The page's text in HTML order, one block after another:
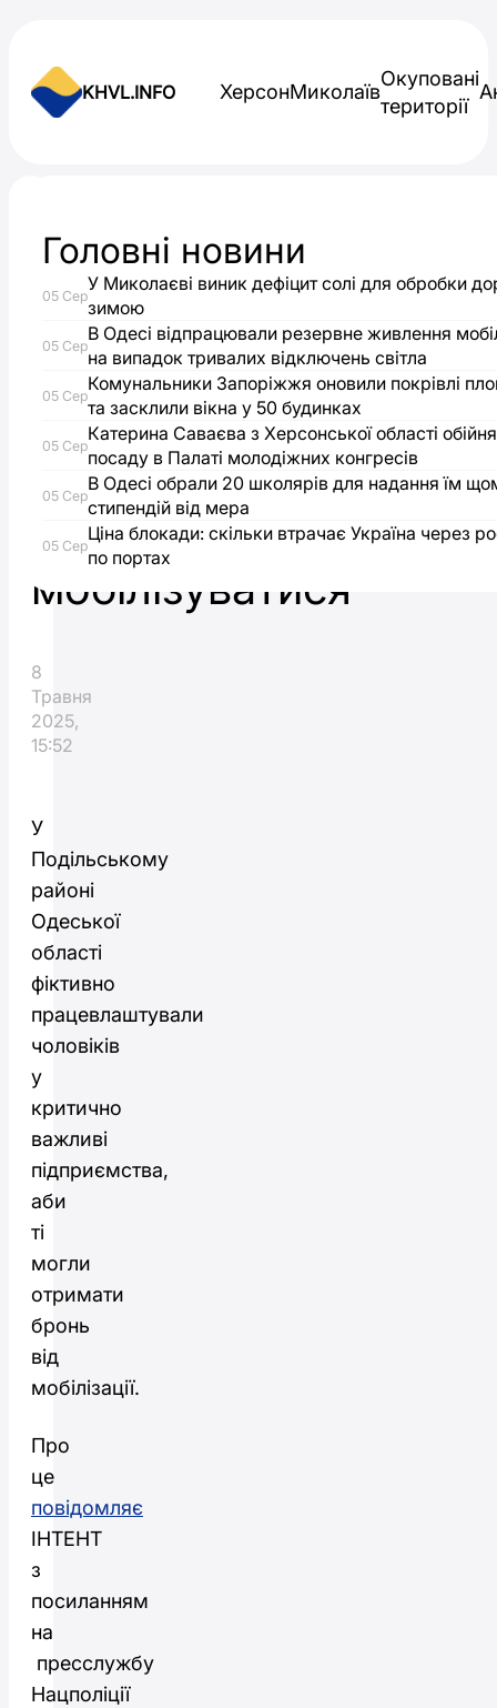
KHVL.INFO ХерсонМиколаїв
Окуповані
території
На
Одещині
торгували
посадами
для
неохочих
мобілізуватися
8
Травня
2025,
15:52
У
Подільському
районі
Одеської
області
фіктивно
працевлаштували
чоловіків
у
критично
важливі
підприємства,
аби
ті
могли
отримати
бронь
від
мобілізації.
Про
це
повідомляє
ІНТЕНТ
з
посиланням
на
пресслужбу
Нацполіції
Головні новини
05 Сер
У Миколаєві виник дефіцит солі для обробки
зимою
05 Сер
В Одесі відпрацювали резервне живлення
на випадок тривалих відключень світла
05 Сер
Комунальники Запоріжжя оновили покрівлі
та засклили вікна у 50 будинках
05 Сер
Катерина Саваєва з Херсонської області
посаду в Палаті молодіжних конгресів
05 Сер
В Одесі обрали 20 школярів для надання їм
стипендій від мера
05 Сер
Ціна блокади: скільки втрачає Україна через
по портах